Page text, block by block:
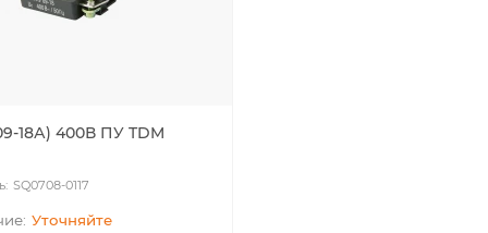
18А) 400В ПУ TDM
SQ0708-0117
Уточняйте